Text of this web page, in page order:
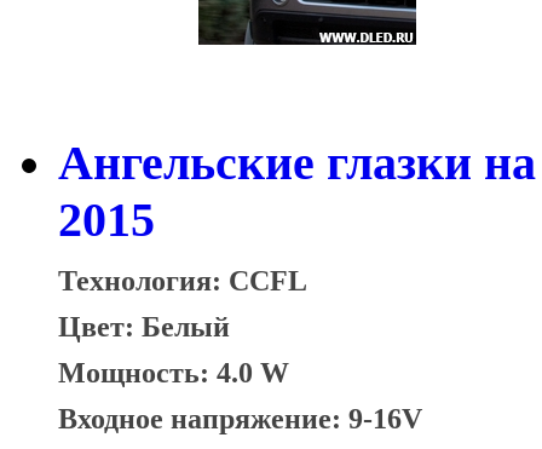
Ангельские глазки
2015
Технология: CCFL
Цвет: Белый
Мощность: 4.0 W
Входное напряжение: 9-16V